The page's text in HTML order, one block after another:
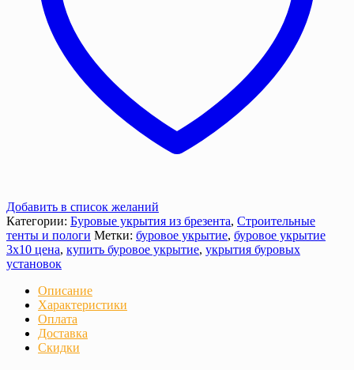
Добавить в список желаний
Категории: Буровые укрытия из брезента, Строительные
тенты и пологи Метки: буровое укрытие, буровое укрытие
3х10 цена, купить буровое укрытие, укрытия буровых
установок
Описание
Характеристики
Оплата
Доставка
Скидки